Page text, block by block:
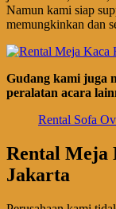
Namun kami siap
memungkinkan dan
Gudang kami juga
peralatan acara
Rental Sofa
Rental Meja
Jakarta